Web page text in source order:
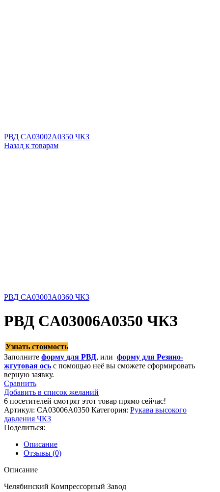
РВД CA03002A0350 ЧКЗ
Назад к товарам
РВД CA03003A0360 ЧКЗ
РВД CA03006A0350 ЧКЗ
Узнать стоимость
Заполните форму для РВД, или форму для Резино-
жгутовая ось с помощью неё вы сможете сформировать
верную заявку.
Сравнить
Добавить в список желаний
6 посетителей смотрят этот товар прямо сейчас!
Артикул: CA03006A0350 Категория: Рукава высокого
давления ЧКЗ
Поделиться:
Описание
Отзывы (0)
Описание
Челябинский Компрессорный Завод